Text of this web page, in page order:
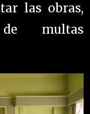
las obras,
multas